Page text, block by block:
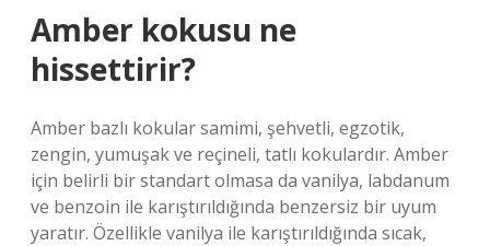
Amber kokusu ne
hissettirir?
Amber bazlı kokular samimi, şehvetli, egzotik,
zengin, yumuşak ve reçineli, tatlı kokulardır. Amber
için belirli bir standart olmasa da vanilya, labdanum
ve benzoin ile karıştırıldığında benzersiz bir uyum
yaratır. Özellikle vanilya ile karıştırıldığında sıcak,